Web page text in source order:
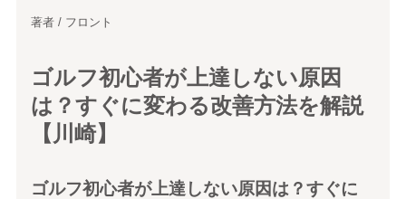
著者 / フロント
ゴルフ初心者が上達しない原因
は？すぐに変わる改善方法を解説
【川崎】
ゴルフ初心者が上達しない原因は？すぐに